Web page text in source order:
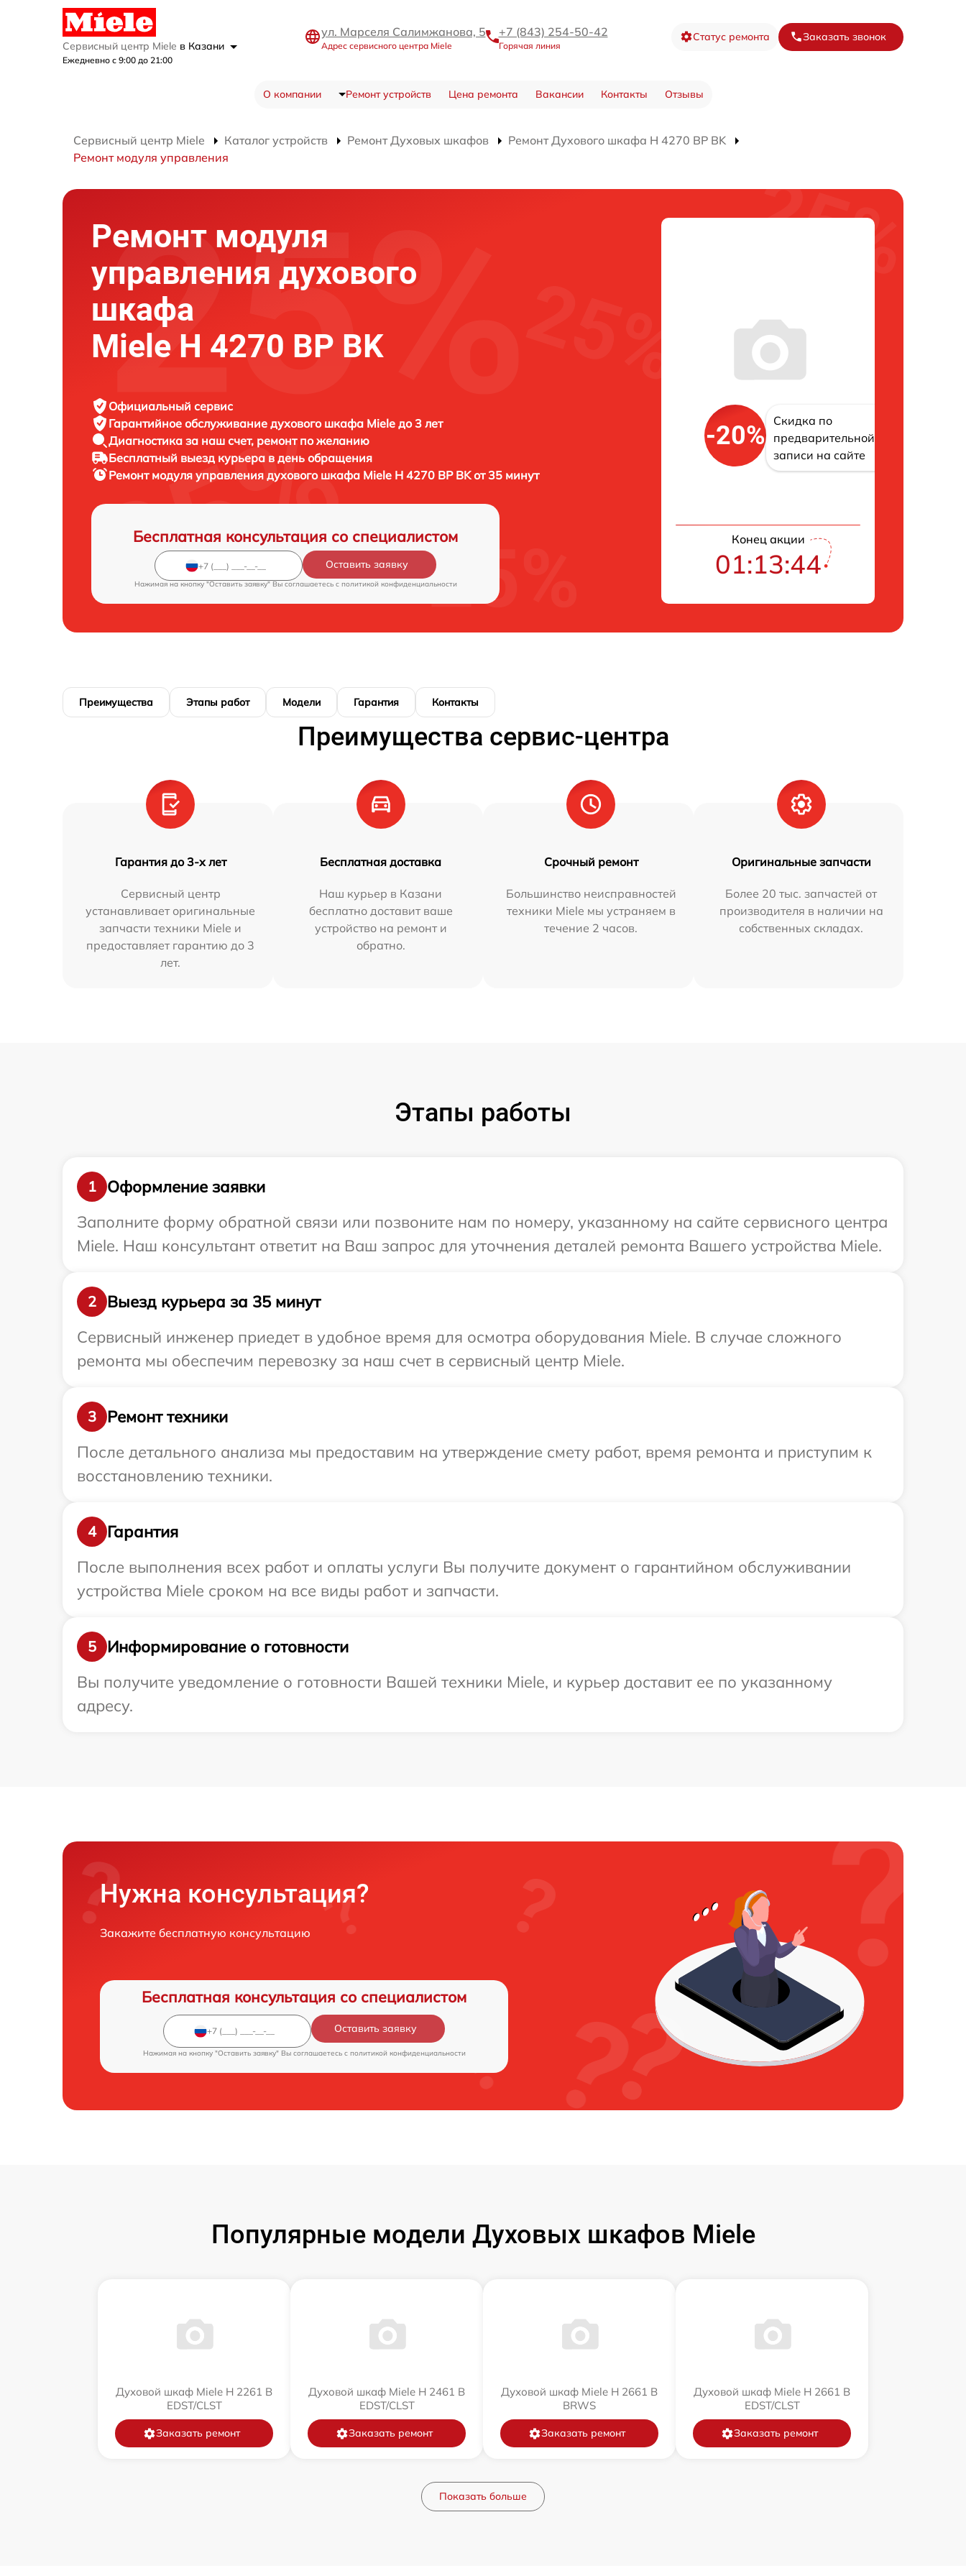
Сервисный центр Miele в Казани
Ежедневно с 9:00 до 21:00
ул. Марселя Салимжанова, 5
Адрес сервисного центра Miele
+7 (843) 254-50-42
Горячая линия
Статус ремонта Заказать звонок
О компании Ремонт устройств Цена ремонта Вакансии Контакты Отзывы
Сервисный центр Miele Каталог устройств Ремонт Духовых шкафов
Ремонт Духового шкафа H 4270 BP BK
Ремонт модуля управления
Ремонт модуля
управления духового
шкафа
Miele H 4270 BP BK
Официальный сервис
Гарантийное обслуживание духового шкафа Miele до 3 лет
Диагностика за наш счет, ремонт по желанию
Бесплатный выезд курьера в день обращения
Ремонт модуля управления духового шкафа Miele H 4270 BP BK от 35 минут
Бесплатная консультация со специалистом
Оставить заявку
Нажимая на кнопку "Оставить заявку" Вы соглашаетесь c политикой конфиденциальности
-20%
Скидка по
предварительной
записи на сайте
Конец акции
01:13:43
Преимущества Этапы работ Модели Гарантия Контакты
Преимущества сервис-центра
Гарантия до 3-х лет
Сервисный центр
устанавливает оригинальные
запчасти техники Miele и
предоставляет гарантию до 3
лет.
Бесплатная доставка
Наш курьер в Казани
бесплатно доставит ваше
устройство на ремонт и
обратно.
Срочный ремонт
Большинство неисправностей
техники Miele мы устраняем в
течение 2 часов.
Оригинальные запчасти
Более 20 тыс. запчастей от
производителя в наличии на
собственных складах.
Этапы работы
1
Оформление заявки
Заполните форму обратной связи или позвоните нам по номеру, указанному на сайте сервисного центра
Miele. Наш консультант ответит на Ваш запрос для уточнения деталей ремонта Вашего устройства Miele.
2
Выезд курьера за 35 минут
Сервисный инженер приедет в удобное время для осмотра оборудования Miele. В случае сложного
ремонта мы обеспечим перевозку за наш счет в сервисный центр Miele.
3
Ремонт техники
После детального анализа мы предоставим на утверждение смету работ, время ремонта и приступим к
восстановлению техники.
4
Гарантия
После выполнения всех работ и оплаты услуги Вы получите документ о гарантийном обслуживании
устройства Miele сроком на все виды работ и запчасти.
5
Информирование о готовности
Вы получите уведомление о готовности Вашей техники Miele, и курьер доставит ее по указанному
адресу.
Нужна консультация?
Закажите бесплатную консультацию
Бесплатная консультация со специалистом
Оставить заявку
Нажимая на кнопку "Оставить заявку" Вы соглашаетесь c политикой конфиденциальности
Популярные модели Духовых шкафов Miele
Духовой шкаф Miele H 2261 B
EDST/CLST
Заказать ремонт
Духовой шкаф Miele H 2461 B
EDST/CLST
Заказать ремонт
Духовой шкаф Miele H 2661 B
BRWS
Заказать ремонт
Духовой шкаф Miele H 2661 B
EDST/CLST
Заказать ремонт
Показать больше